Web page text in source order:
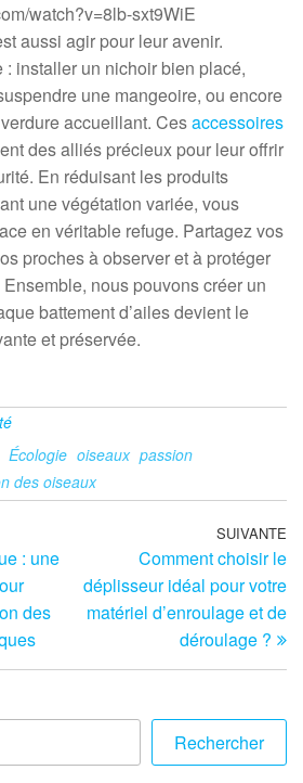
watch?v=8lb-sxt9WiE
aussi agir pour leur avenir.
installer un nichoir bien placé,
une mangeoire, ou encore
accueillant. Cesaccessoires
des alliés précieux pour leur offrir
En réduisant les produits
une végétation variée, vous
en véritable refuge. Partagez vos
proches à observer et à protéger
nous pouvons créer un
battement d’ailes devient le
et préservée.
Écologie oiseaux passion
des oiseaux
: une
des
SUIVANTE
Comment choisir le
déplisseur idéal pour votre
matériel d’enroulage et de
déroulage ?
Rechercher